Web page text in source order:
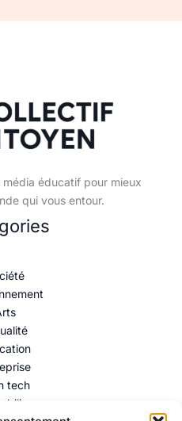
éducatif pour mieux
qui vous entour.
tech